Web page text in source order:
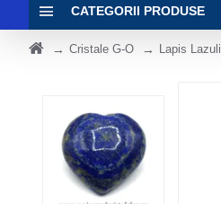
CATEGORII PRODUSE
Cristale G-O Lapis Lazuli